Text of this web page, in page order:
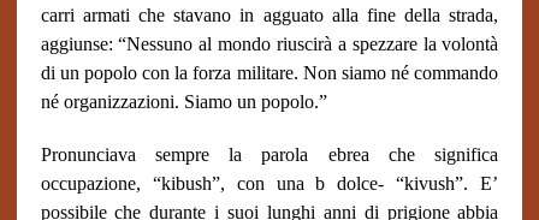
carri armati che stavano in agguato alla fine della strada,
aggiunse: “Nessuno al mondo riuscirà a spezzare la volontà
di un popolo con la forza militare. Non siamo né commando
né organizzazioni. Siamo un popolo.”
Pronunciava sempre la parola ebrea che significa
occupazione, “kibush”, con una b dolce- “kivush”. E’
possibile che durante i suoi lunghi anni di prigione abbia